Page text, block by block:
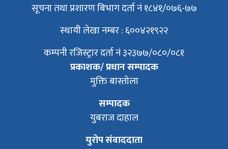
सूचना तथा प्रशारण बिभाग दर्ता नं १८४१/०७६-७७
स्थायी लेखा नम्बर : ६००४२१९२२
कम्पनी रजिस्ट्रार दर्ता नं ३२३७७/०८०/०८१
प्रकाशक/ प्रधान सम्पादक
मुक्ति बास्तोला
सम्पादक
युबराज दाहाल
युरोप संवाददाता